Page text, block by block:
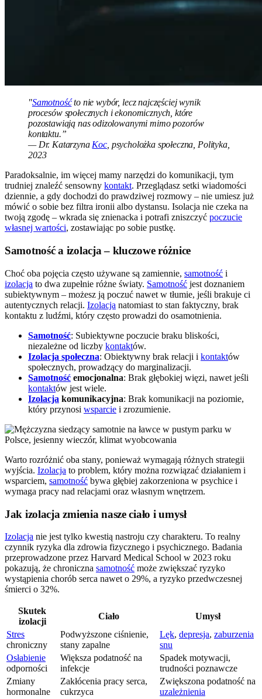
"Samotnośćto nie wybór, lecz najczęściej wynik
procesów społecznych i ekonomicznych, które
pozostawiają nas odizolowanymi mimo pozorów
kontaktu.”
— Dr. Katarzyna Koc, psycholożka społeczna, Polityka,
2023
Paradoksalnie, im więcej mamy narzędzi do komunikacji, tym
trudniej znaleźć sensowny kontakt. Przeglądasz setki wiadomości
dziennie, a gdy dochodzi do prawdziwej rozmowy – nie umiesz już
mówić o sobie bez filtra ironii albo dystansu. Isolacja nie czeka na
twoją zgodę – wkrada się znienacka i potrafi zniszczyć poczucie
własnej wartości, zostawiając po sobie pustkę.
Samotność a izolacja – kluczowe różnice
Choć oba pojęcia często używane są zamiennie, samotność i
izolacja to dwa zupełnie różne światy. Samotność jest doznaniem
subiektywnym – możesz ją poczuć nawet w tłumie, jeśli brakuje ci
autentycznych relacji. Izolacja natomiast to stan faktyczny, brak
kontaktu z ludźmi, który często prowadzi do osamotnienia.
Samotność: Subiektywne poczucie braku bliskości,
niezależne od liczby kontaktów.
Izolacja społeczna: Obiektywny brak relacji i kontaktów
społecznych, prowadzący do marginalizacji.
Samotność emocjonalna: Brak głębokiej więzi, nawet jeśli
kontaktów jest wiele.
Izolacja komunikacyjna: Brak komunikacji na poziomie,
który przynosi wsparcie i zrozumienie.
Warto rozróżnić oba stany, ponieważ wymagają różnych strategii
wyjścia. Izolacja to problem, który można rozwiązać działaniem i
wsparciem, samotność bywa głębiej zakorzeniona w psychice i
wymaga pracy nad relacjami oraz własnym wnętrzem.
Jak izolacja zmienia nasze ciało i umysł
Izolacja nie jest tylko kwestią nastroju czy charakteru. To realny
czynnik ryzyka dla zdrowia fizycznego i psychicznego. Badania
przeprowadzone przez Harvard Medical School w 2023 roku
pokazują, że chroniczna samotność może zwiększać ryzyko
wystąpienia chorób serca nawet o 29%, a ryzyko przedwczesnej
śmierci o 32%.
Skutek
izolacji
Ciało
Umysł
Stres
chroniczny
Podwyższone ciśnienie,
stany zapalne
Lęk, depresja, zaburzenia
snu
Osłabienie
odporności
Większa podatność na
infekcje
Spadek motywacji,
trudności poznawcze
Zmiany
hormonalne
Zakłócenia pracy serca,
cukrzyca
Zwiększona podatność na
uzależnienia